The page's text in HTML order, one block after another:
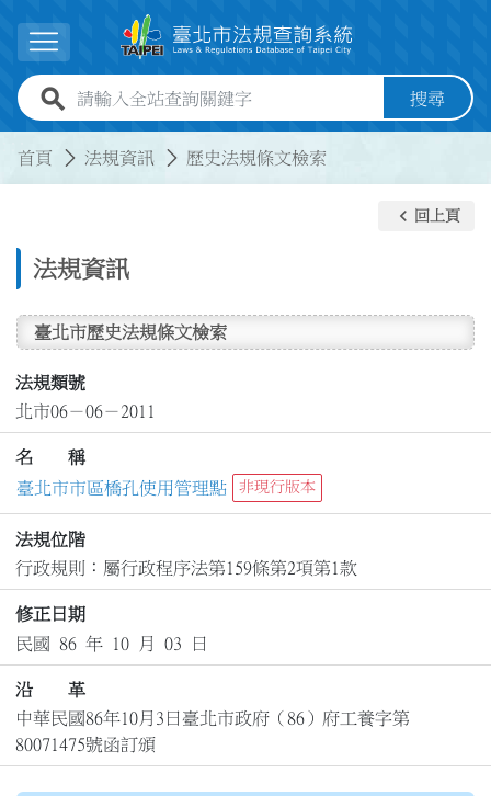
展開選單
全站查詢關鍵字欄位 搜尋
首頁 法規資訊 歷史法規條文檢索
法規資訊
keyboard_arrow_left 回上頁
臺北市歷史法規條文檢索
法規類號
北市06－06－2011
名 稱
臺北市市區橋孔使用管理點
非現行版本
法規位階
行政規則：屬行政程序法第159條第2項第1款
修正日期
民國 86 年 10 月 03 日
沿 革
中華民國86年10月3日臺北市政府（86）府工養字第
80071475號函訂頒